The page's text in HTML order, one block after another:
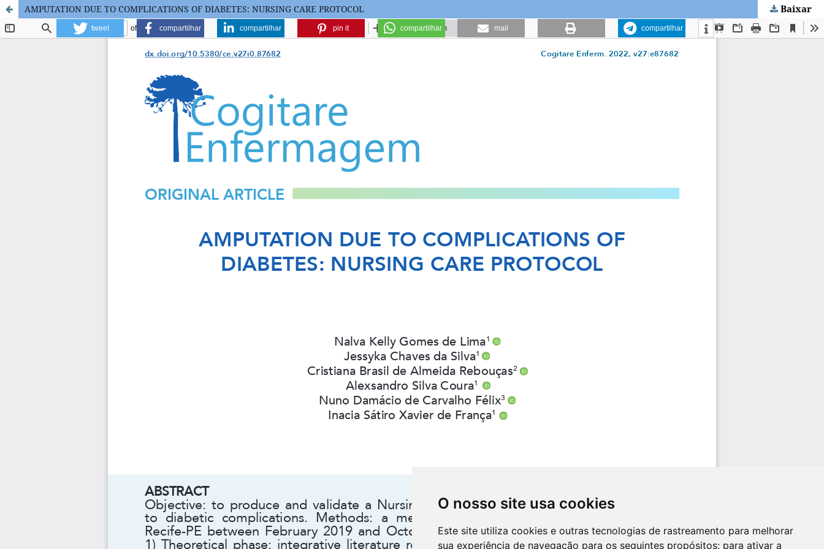
O nosso site usa cookies
Este site utiliza cookies e outras tecnologias de rastreamento para melhorar
sua experiência de navegação para os seguintes propósitos: para ativar a
AMPUTATION DUE TO COMPLICATIONS OF DIABETES: NURSING CARE PROTOCOL Baixar
tweet compartilhar compartilhar pin it compartilhar mail compartilhar